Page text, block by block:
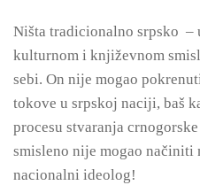
Ništa tradicionalno srpsko –
kulturnom i književnom
sebi. On nije mogao
tokove u srpskoj naciji, baš
procesu stvaranja
smisleno nije mogao
nacionalni ideolog!